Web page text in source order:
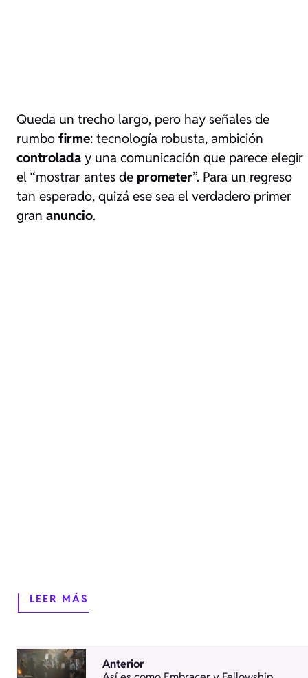
Queda un trecho largo, pero hay señales de
rumbo firme: tecnología robusta, ambición
controlada y una comunicación que parece elegir
el “mostrar antes de prometer”. Para un regreso
tan esperado, quizá ese sea el verdadero primer
gran anuncio.
LEER MÁS
Anterior